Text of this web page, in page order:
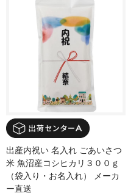
出産内祝い 名入れ ごあいさつ
米 魚沼産コシヒカリ３００ｇ
（袋入り・お名入れ） メーカ
ー直送